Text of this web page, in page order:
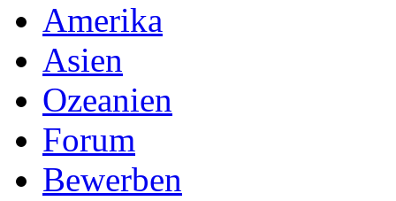
Amerika
Asien
Ozeanien
Forum
Bewerben